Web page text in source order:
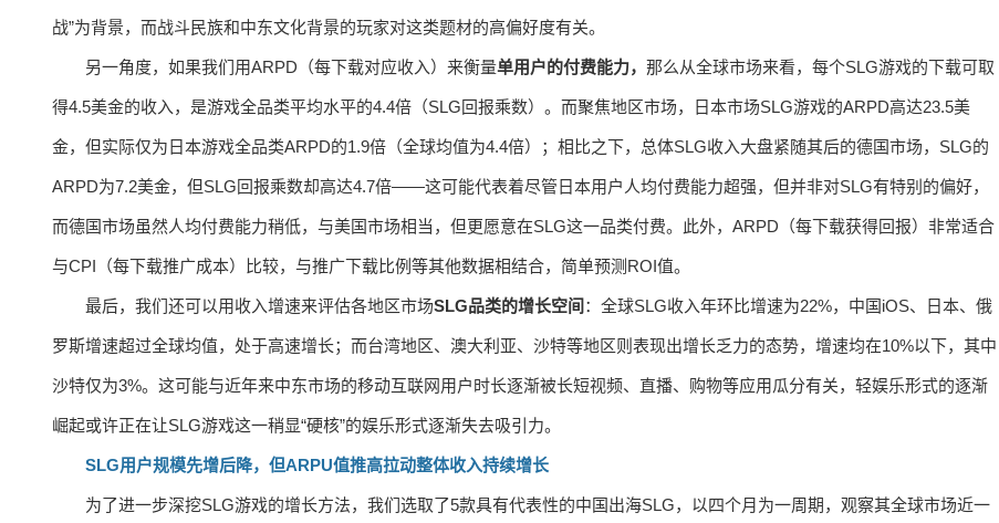
战”为背景，而战斗民族和中东文化背景的玩家对这类题材的高偏好度有关。
另一角度，如果我们用ARPD（每下载对应收入）来衡量单用户的付费能力， 那么从全球市场来看，每个SLG游戏的下载可取
得4.5美金的收入，是游戏全品类平均水平的4.4倍（SLG回报乘数）。而聚焦地区市场，日本市场SLG游戏的ARPD高达23.5美
金，但实际仅为日本游戏全品类ARPD的1.9倍（全球均值为4.4倍）；相比之下，总体SLG收入大盘紧随其后的德国市场，SLG的
ARPD为7.2美金，但SLG回报乘数却高达4.7倍——这可能代表着尽管日本用户人均付费能力超强，但并非对SLG有特别的偏好，
而德国市场虽然人均付费能力稍低，与美国市场相当，但更愿意在SLG这一品类付费。此外，ARPD（每下载获得回报）非常适合
与CPI（每下载推广成本）比较，与推广下载比例等其他数据相结合，简单预测ROI值。
最后，我们还可以用收入增速来评估各地区市场SLG品类的增长空间 ：全球SLG收入年环比增速为22%，中国iOS、日本、俄
罗斯增速超过全球均值，处于高速增长；而台湾地区、澳大利亚、沙特等地区则表现出增长乏力的态势，增速均在10%以下，其中
沙特仅为3%。这可能与近年来中东市场的移动互联网用户时长逐渐被长短视频、直播、购物等应用瓜分有关，轻娱乐形式的逐渐
崛起或许正在让SLG游戏这一稍显“硬核”的娱乐形式逐渐失去吸引力。
SLG用户规模先增后降，但ARPU值推高拉动整体收入持续增长
为了进一步深挖SLG游戏的增长方法，我们选取了5款具有代表性的中国出海SLG，以四个月为一周期，观察其全球市场近一